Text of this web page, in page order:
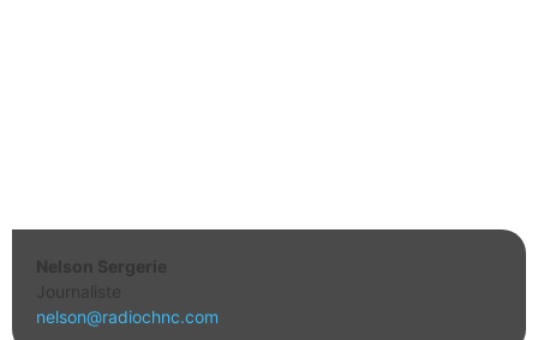
Nelson Sergerie
Journaliste
nelson@radiochnc.com